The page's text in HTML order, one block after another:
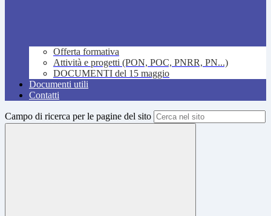
Offerta formativa
Attività e progetti (PON, POC, PNRR, PN...)
DOCUMENTI del 15 maggio
Documenti utili
Contatti
Campo di ricerca per le pagine del sito